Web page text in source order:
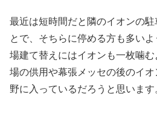
最近は短時間だと隣のイオンの
とで、そちらに停める方も多い
場建て替えにはイオンも一枚噛
場の供用や幕張メッセの後のイ
野に入っているだろうと思います